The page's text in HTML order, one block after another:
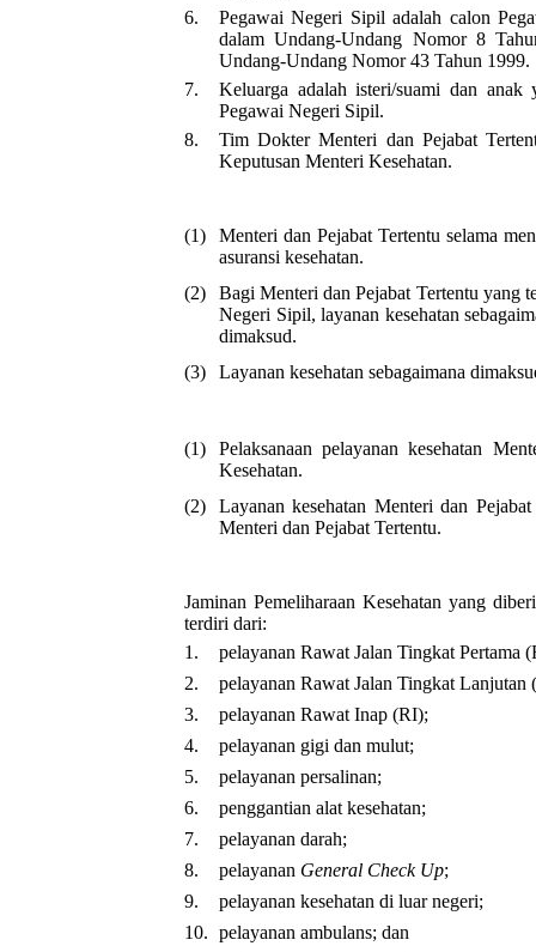
6.
Pegawai Negeri Sipil adalah calon
dalam Undang-Undang Nomor 8
Undang-Undang Nomor 43 Tahun 1999.
7.
Keluarga adalah isteri/suami dan anak
Pegawai Negeri Sipil.
8.
Tim Dokter Menteri dan Pejabat
Keputusan Menteri Kesehatan.
(1)
Menteri dan Pejabat Tertentu selama
asuransi kesehatan.
(2)
Bagi Menteri dan Pejabat Tertentu yang
Negeri Sipil, layanan kesehatan
dimaksud.
(3)
Layanan kesehatan sebagaimana
(1)
Pelaksanaan pelayanan kesehatan
Kesehatan.
(2)
Layanan kesehatan Menteri dan
Menteri dan Pejabat Tertentu.
Jaminan Pemeliharaan Kesehatan yang
terdiri dari:
1.
pelayanan Rawat Jalan Tingkat Pertama
2.
pelayanan Rawat Jalan Tingkat Lanjutan
3.
pelayanan Rawat Inap (RI);
4.
pelayanan gigi dan mulut;
5.
pelayanan persalinan;
6.
penggantian alat kesehatan;
7.
pelayanan darah;
8.
pelayanan General Check Up;
9.
pelayanan kesehatan di luar negeri;
10. pelayanan ambulans; dan